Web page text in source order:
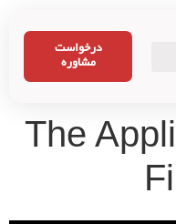
درخواست
مشاوره
The